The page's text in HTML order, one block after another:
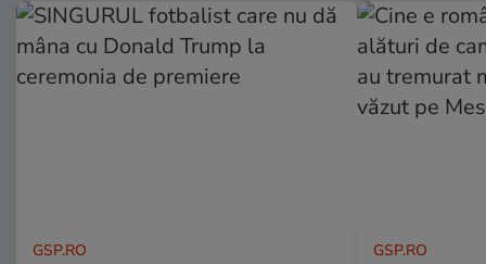
GSP.RO GSP.RO